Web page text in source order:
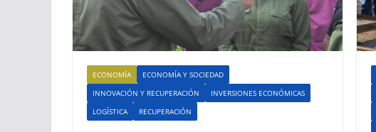
ECONOMÍA
ECONOMÍA Y SOCIEDAD
INNOVACIÓN Y RECUPERACIÓN
INVERSIONES ECONÓMICAS
LOGÍSTICA
RECUPERACIÓN